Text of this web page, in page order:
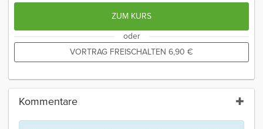
ZUM KURS
oder
VORTRAG FREISCHALTEN 6,90 €
Kommentare